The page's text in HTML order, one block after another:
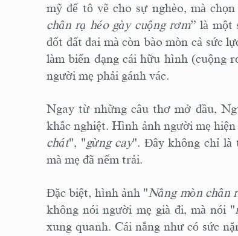
mỹ để tô vẽ cho sự nghèo, mà
chân rạ héo gày cuộng rơm” là một
đốt đất đai mà còn bào mòn cả sức
làm biến dạng cái hữu hình (cuộng
người mẹ phải gánh vác.
Ngay từ những câu thơ mở đầu,
khắc nghiệt. Hình ảnh người mẹ
chát", "gừng cay". Đây không chỉ là
mà mẹ đã nếm trải.
Đặc biệt, hình ảnh "Nắng mòn chân
không nói người mẹ già đi, mà nói "
xung quanh. Cái nắng như có sức